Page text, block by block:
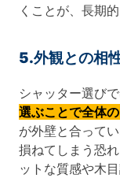
くことが、長期
5.外観との相
シャッター選びで
選ぶことで全体
が外壁と合って
損ねてしまう恐
ットな質感や木